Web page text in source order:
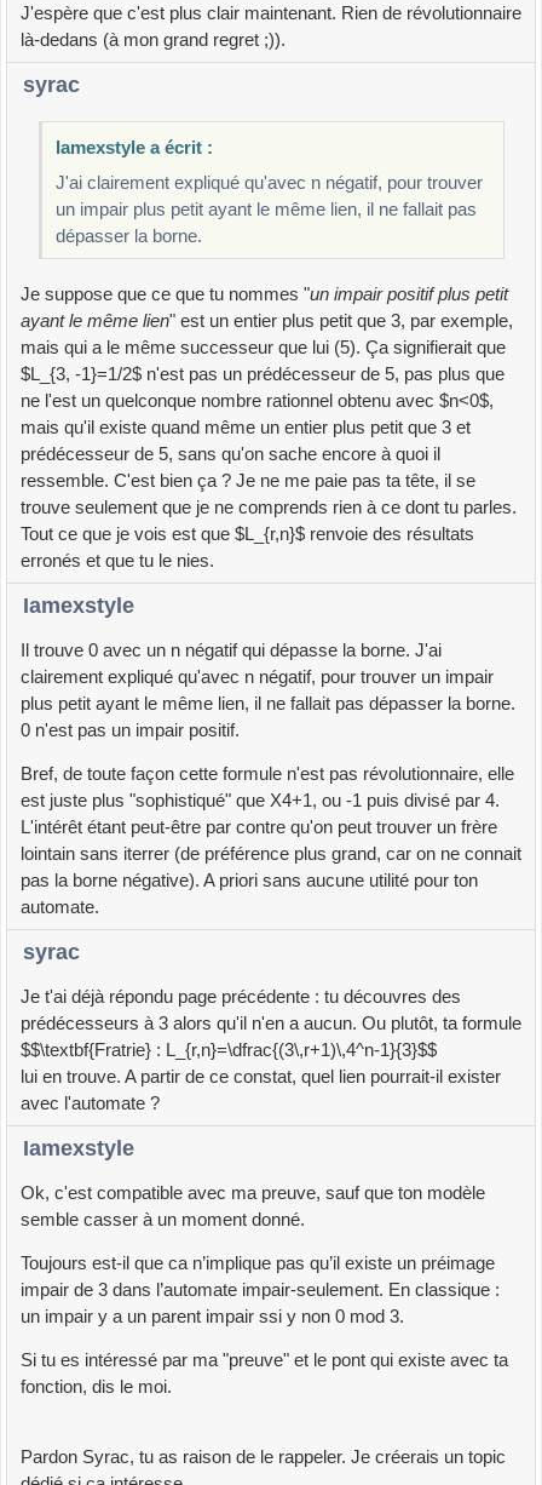
J'espère que c'est plus clair maintenant. Rien de révolutionnaire
là-dedans (à mon grand regret ;)).
syrac
lamexstyle a écrit :
J'ai clairement expliqué qu'avec n négatif, pour trouver
un impair plus petit ayant le même lien, il ne fallait pas
dépasser la borne.
Je suppose que ce que tu nommes "un impair positif plus petit
ayant le même lien" est un entier plus petit que 3, par exemple,
mais qui a le même successeur que lui (5). Ça signifierait que
$L_{3, -1}=1/2$ n'est pas un prédécesseur de 5, pas plus que
ne l'est un quelconque nombre rationnel obtenu avec $n<0$,
mais qu'il existe quand même un entier plus petit que 3 et
prédécesseur de 5, sans qu'on sache encore à quoi il
ressemble. C'est bien ça ? Je ne me paie pas ta tête, il se
trouve seulement que je ne comprends rien à ce dont tu parles.
Tout ce que je vois est que $L_{r,n}$ renvoie des résultats
erronés et que tu le nies.
Iamexstyle
Il trouve 0 avec un n négatif qui dépasse la borne. J'ai
clairement expliqué qu'avec n négatif, pour trouver un impair
plus petit ayant le même lien, il ne fallait pas dépasser la borne.
0 n'est pas un impair positif.
Bref, de toute façon cette formule n'est pas révolutionnaire, elle
est juste plus "sophistiqué" que X4+1, ou -1 puis divisé par 4.
L'intérêt étant peut-être par contre qu'on peut trouver un frère
lointain sans iterrer (de préférence plus grand, car on ne connait
pas la borne négative). A priori sans aucune utilité pour ton
automate.
syrac
Je t'ai déjà répondu page précédente : tu découvres des
prédécesseurs à 3 alors qu'il n'en a aucun. Ou plutôt, ta formule
$$\textbf{Fratrie} : L_{r,n}=\dfrac{(3\,r+1)\,4^n-1}{3}$$
lui en trouve. A partir de ce constat, quel lien pourrait-il exister
avec l'automate ?
Iamexstyle
Ok, c'est compatible avec ma preuve, sauf que ton modèle
semble casser à un moment donné.
Toujours est-il que ca n’implique pas qu’il existe un préimage
impair de 3 dans l’automate impair-seulement. En classique :
un impair y a un parent impair ssi y non 0 mod 3.
Si tu es intéressé par ma "preuve" et le pont qui existe avec ta
fonction, dis le moi.
Pardon Syrac, tu as raison de le rappeler. Je créerais un topic